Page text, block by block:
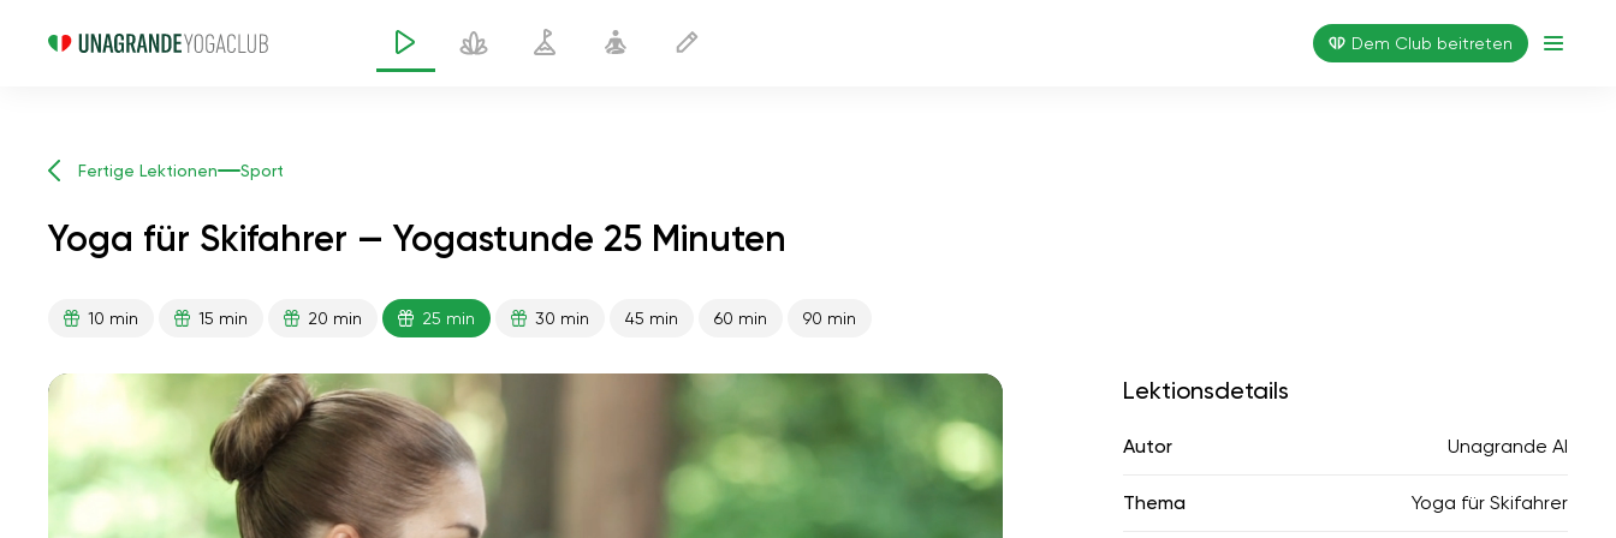
Dem Club beitreten
Fertige Lektionen Sport
Yoga für Skifahrer — Yogastunde 25 Minuten
10 min 15 min 20 min 25 min 30 min 45 min 60 min 90 min
flucht der seele 01:44
Lektionsdetails
Autor Unagrande AI
Thema Yoga für Skifahrer